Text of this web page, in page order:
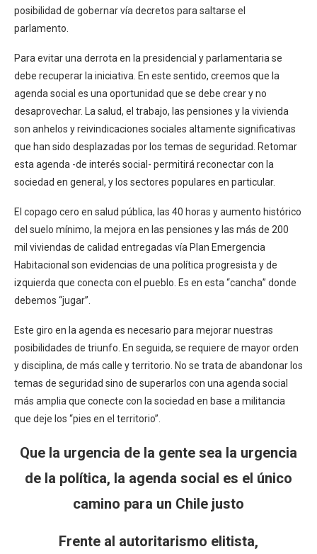
posibilidad de gobernar vía decretos para saltarse el
parlamento.
Para evitar una derrota en la presidencial y parlamentaria se
debe recuperar la iniciativa. En este sentido, creemos que la
agenda social es una oportunidad que se debe crear y no
desaprovechar. La salud, el trabajo, las pensiones y la vivienda
son anhelos y reivindicaciones sociales altamente significativas
que han sido desplazadas por los temas de seguridad. Retomar
esta agenda -de interés social- permitirá reconectar con la
sociedad en general, y los sectores populares en particular.
El copago cero en salud pública, las 40 horas y aumento histórico
del suelo mínimo, la mejora en las pensiones y las más de 200
mil viviendas de calidad entregadas vía Plan Emergencia
Habitacional son evidencias de una política progresista y de
izquierda que conecta con el pueblo. Es en esta “cancha” donde
debemos “jugar”.
Este giro en la agenda es necesario para mejorar nuestras
posibilidades de triunfo. En seguida, se requiere de mayor orden
y disciplina, de más calle y territorio. No se trata de abandonar los
temas de seguridad sino de superarlos con una agenda social
más amplia que conecte con la sociedad en base a militancia
que deje los “pies en el territorio”.
Que la urgencia de la gente sea la urgencia
de la política, la agenda social es el único
camino para un Chile justo
Frente al autoritarismo elitista,